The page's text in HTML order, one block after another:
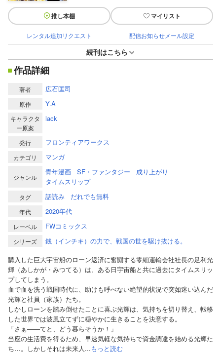
推し本棚 マイリスト
レンタル追加リクエスト 配信お知らせメール設定
続刊はこちら
作品詳細
著者 広石匡司
原作 Y.A
キャラクタ
ー原案
lack
発行 フロンティアワークス
カテゴリ マンガ
ジャンル
青年漫画 SF・ファンタジー
成り上がり
タイムスリップ
タグ 話読み だれでも無料
年代 2020年代
レーベル FWコミックス
シリーズ
銭（インチキ）の力で、戦国の世を駆け抜ける。
購入した巨大宇宙船のローン返済に奮闘する零細運輸会社社長の足利光
輝（あしかが・みつてる）は、ある日宇宙船と共に過去にタイムスリッ
プしてしまう。
血で血を洗う戦国時代に、助けも呼べない絶望的状況で突如迷い込んだ
光輝と社員（家族）たち。
しかしローンを踏み倒せたことに喜ぶ光輝は、気持ちを切り替え、転移
した世界では波風立てずに穏やかに生きることを決意する。
「さぁ――てと、どう暮らそうか！」
当座の生活費を得るため、早速気軽な気持ちで資金調達を始める光輝た
ち…。しかしそれは未来人...もっと読む